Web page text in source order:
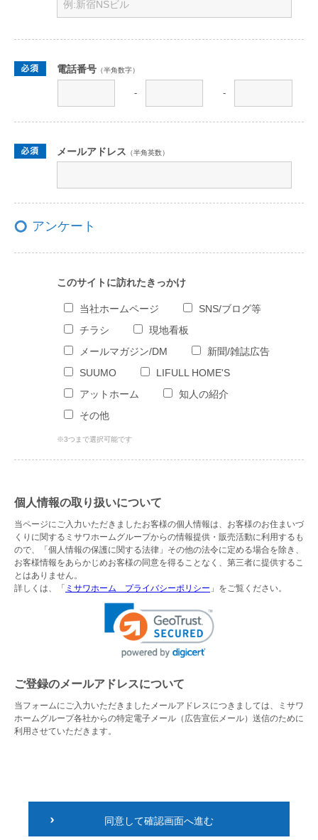
電話番号 （半角数字）
- -
メールアドレス （半角英数）
アンケート
このサイトに訪れたきっかけ
当社ホームページ
SNS/ブログ等
チラシ
現地看板
メールマガジン/DM
新聞/雑誌広告
SUUMO
LIFULL HOME'S
アットホーム
知人の紹介
その他
※3つまで選択可能です
個人情報の取り扱いについて
当ページにご入力いただきましたお客様の個人情報は、お客様のお住まいづ
くりに関するミサワホームグループからの情報提供・販売活動に利用するも
ので、「個人情報の保護に関する法律」その他の法令に定める場合を除き、
お客様情報をあらかじめお客様の同意を得ることなく、第三者に提供するこ
とはありません。
詳しくは、「 ミサワホーム プライバシーポリシー 」をご覧ください。
ご登録のメールアドレスについて
当フォームにご入力いただきましたメールアドレスにつきましては、ミサワ
ホームグループ各社からの特定電子メール（広告宣伝メール）送信のために
利用させていただきます。
同意して確認画面へ進む